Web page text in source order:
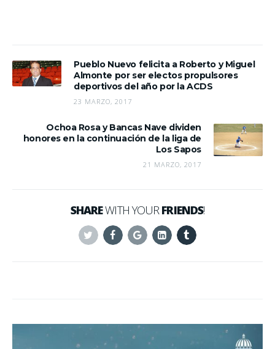
Pueblo Nuevo felicita a Roberto y Miguel
Almonte por ser electos propulsores
deportivos del año por la ACDS
23 MARZO, 2017
Ochoa Rosa y Bancas Nave dividen
honores en la continuación de la liga de
Los Sapos
21 MARZO, 2017
SHAREWITH YOURFRIENDS!